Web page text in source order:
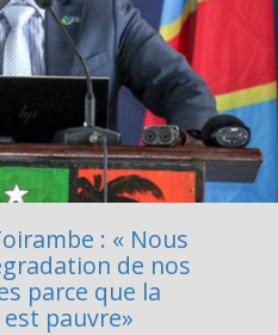
: « Nous
de nos
parce que la
pauvre»